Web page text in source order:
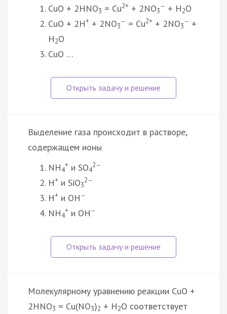
CuO + 2HNO3 = Cu2+ + 2NO3
– + H2O
CuO + 2H+ + 2NO3
– = Cu2+ + 2NO3
– +
H2O
CuO …
Выделение газа происходит в растворе,
содержащем ионы
NH4
+ и SO4
2–
H+ и SiO3
2–
H+ и OH –
NH4
+ и OH –
Молекулярному уравнению реакции CuO +
2HNO3 = Cu(NO3)2 + H2O соответствует